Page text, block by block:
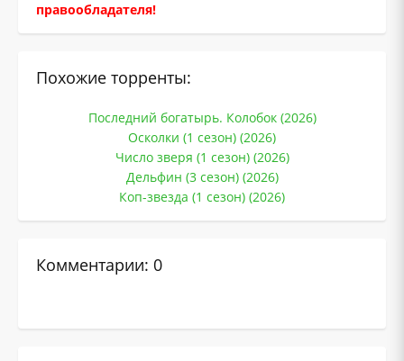
правообладателя!
Похожие торренты:
Последний богатырь. Колобок (2026)
Осколки (1 сезон) (2026)
Число зверя (1 сезон) (2026)
Дельфин (3 сезон) (2026)
Коп-звезда (1 сезон) (2026)
Комментарии: 0